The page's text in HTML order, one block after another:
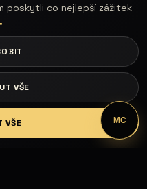
LOGIN
poskytli co nejlepší zážitek
VŠE
VŠE MC